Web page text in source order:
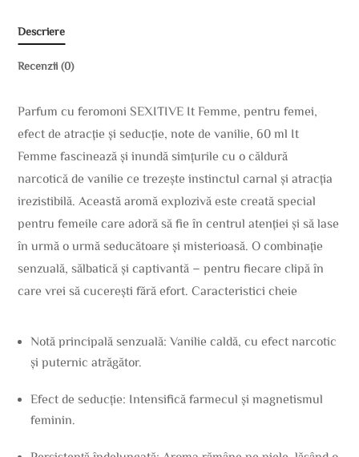
Descriere
Recenzii (0)
Parfum cu feromoni SEXITIVE It Femme, pentru femei,
efect de atracție și seducție, note de vanilie, 60 ml It
Femme fascinează și inundă simțurile cu o căldură
narcotică de vanilie ce trezește instinctul carnal și atracția
irezistibilă. Această aromă explozivă este creată special
pentru femeile care adoră să fie în centrul atenției și să lase
în urmă o urmă seducătoare și misterioasă. O combinație
senzuală, sălbatică și captivantă – pentru fiecare clipă în
care vrei să cucerești fără efort. Caracteristici cheie
Notă principală senzuală: Vanilie caldă, cu efect narcotic
și puternic atrăgător.
Efect de seducție: Intensifică farmecul și magnetismul
feminin.